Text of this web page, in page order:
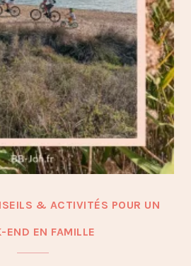
& ACTIVITÉS POUR UN
END EN FAMILLE